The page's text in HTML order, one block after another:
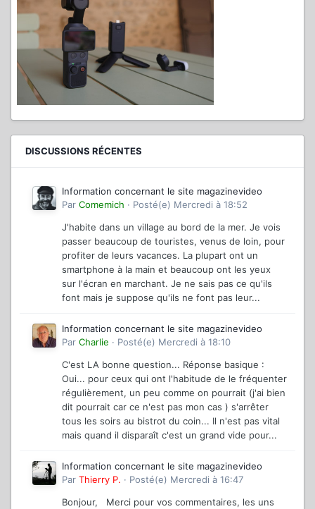
DISCUSSIONS RÉCENTES
Information concernant le site magazinevideo
Par Comemich · Posté(e) Mercredi à 18:52
J'habite dans un village au bord de la mer. Je vois
passer beaucoup de touristes, venus de loin, pour
profiter de leurs vacances. La plupart ont un
smartphone à la main et beaucoup ont les yeux
sur l'écran en marchant. Je ne sais pas ce qu'ils
font mais je suppose qu'ils ne font pas leur...
Information concernant le site magazinevideo
Par Charlie · Posté(e) Mercredi à 18:10
C'est LA bonne question... Réponse basique :
Oui... pour ceux qui ont l'habitude de le fréquenter
régulièrement, un peu comme on pourrait (j'ai bien
dit pourrait car ce n'est pas mon cas ) s'arrêter
tous les soirs au bistrot du coin... Il n'est pas vital
mais quand il disparaît c'est un grand vide pour...
Information concernant le site magazinevideo
Par Thierry P. · Posté(e) Mercredi à 16:47
Bonjour, Merci pour vos commentaires, les uns